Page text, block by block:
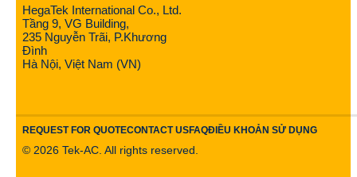
HegaTek International Co., Ltd.
Tầng 9, VG Building,
235 Nguyễn Trãi, P.Khương
Đình
Hà Nội, Việt Nam (VN)
REQUEST FOR QUOTECONTACT USFAQĐIỀU KHOẢN SỬ DỤNG
© 2026 Tek-AC. All rights reserved.